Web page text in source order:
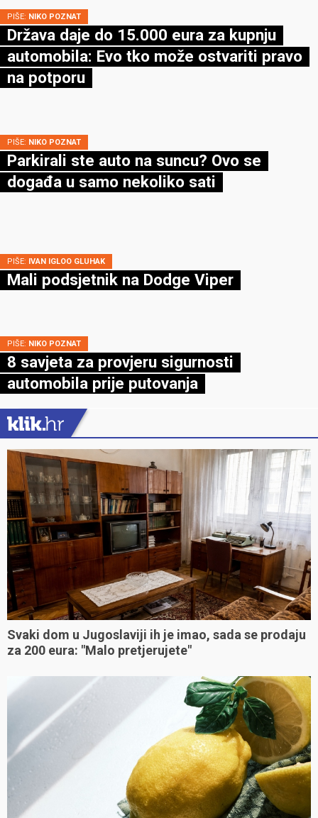
PIŠE: NIKO POZNAT
Država daje do 15.000 eura za kupnju
automobila: Evo tko može ostvariti pravo
na potporu
PIŠE: NIKO POZNAT
Parkirali ste auto na suncu? Ovo se
događa u samo nekoliko sati
PIŠE: IVAN IGLOO GLUHAK
Mali podsjetnik na Dodge Viper
PIŠE: NIKO POZNAT
8 savjeta za provjeru sigurnosti
automobila prije putovanja
Svaki dom u Jugoslaviji ih je imao, sada se prodaju
za 200 eura: "Malo pretjerujete"